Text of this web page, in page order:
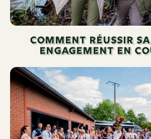
Comment Réussir
Engagement en